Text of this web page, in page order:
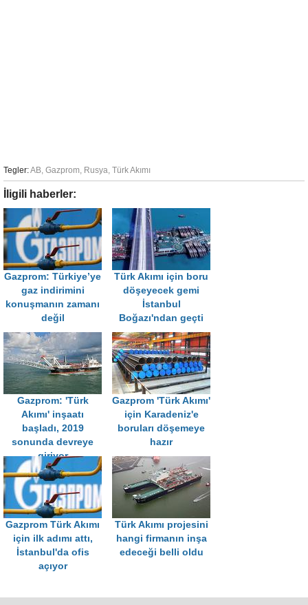
Tegler:AB, Gazprom, Rusya, Türk Akımı
İligili haberler:
Gazprom: Türkiye’ye
gaz indirimini
konuşmanın zamanı
değil
Türk Akımı için boru
döşeyecek gemi
İstanbul
Boğazı'ndan geçti
Gazprom: 'Türk
Akımı' inşaatı
başladı, 2019
sonunda devreye
giriyor
Gazprom 'Türk Akımı'
için Karadeniz'e
boruları döşemeye
hazır
Gazprom Türk Akımı
için ilk adımı attı,
İstanbul'da ofis
açıyor
Türk Akımı projesini
hangi firmanın inşa
edeceği belli oldu